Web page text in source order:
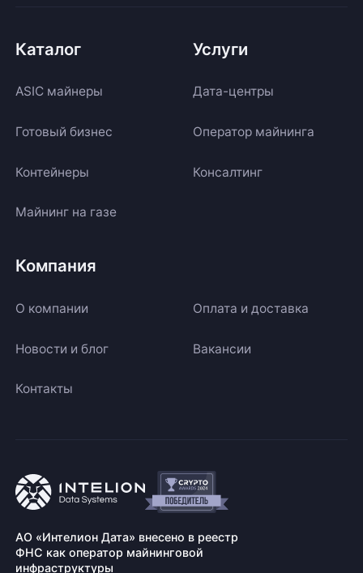
Каталог
ASIC майнеры
Готовый бизнес
Контейнеры
Майнинг на газе
Услуги
Дата-центры
Оператор майнинга
Консалтинг
Компания
О компании Оплата и доставка
Новости и блог Вакансии
Контакты
АО «Интелион Дата» внесено в реестр
ФНС как оператор майнинговой
инфраструктуры